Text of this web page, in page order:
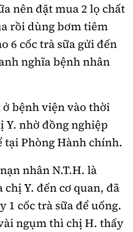
nên đặt mua 2 lọ chất
rồi dùng bơm tiêm
6 cốc trà sữa gửi đến
nghĩa bệnh nhân
bệnh viện vào thời
Y. nhờ đồng nghiệp
tại Phòng Hành chính.
nhân N.T.H. là
chị Y. đến cơ quan, đã
1 cốc trà sữa để uống.
ngụm thì chị H. thấy